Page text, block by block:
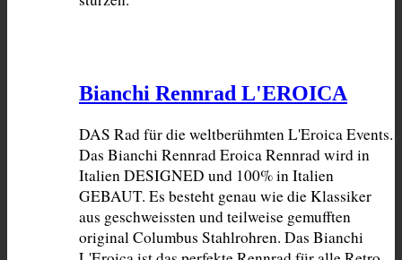
Bianchi Rennrad L'EROICA
DAS Rad für die weltberühmten L'Eroica Events.
Das Bianchi Rennrad Eroica Rennrad wird in
Italien DESIGNED und 100% in Italien
GEBAUT. Es besteht genau wie die Klassiker
aus geschweissten und teilweise gemufften
original Columbus Stahlrohren. Das Bianchi